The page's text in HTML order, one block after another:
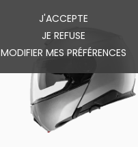
J'ACCEPTE
JE REFUSE
MODIFIER MES PRÉFÉRENCES